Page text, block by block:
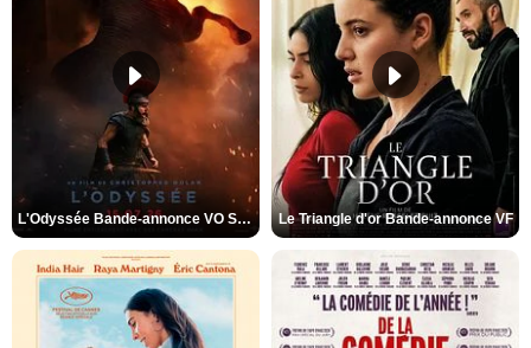
L'Odyssée Bande-annonce VO STFR Le Triangle d'or Bande-annonce VF